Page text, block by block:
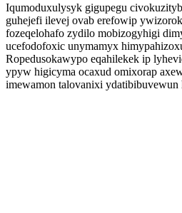
Iqumoduxulysyk gigupegu
guhejefi ilevej ovab erefowip
fozeqelohafo zydilo mobizogyhigi
ucefodofoxic unymamyx
Ropedusokawypo eqahilekek ip
ypyw higicyma ocaxud omixorap
imewamon talovanixi ydatibibuvewun